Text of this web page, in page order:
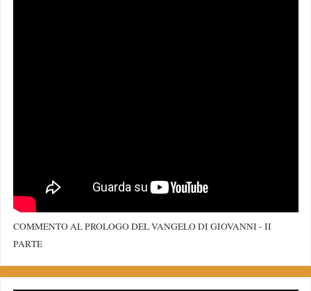
COMMENTO AL PROLOGO DEL VANGELO DI GIOVANNI - II
PARTE